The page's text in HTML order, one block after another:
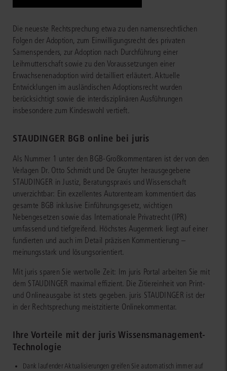
Die neueste Rechtsprechung etwa zu den namensrechtlichen
Folgen der Adoption, zum Einwilligungsrecht des privaten
Samenspenders, zur Adoption nach Durchführung einer
Leihmutterschaft sowie zu den Voraussetzungen einer
Erwachsenenadoption wird detailliert erläutert. Aktuelle
Entwicklungen im ausländischen Adoptionsrecht wurden
berücksichtigt sowie die interdisziplinären Ausführungen
insbesondere zum Kindeswohl vertieft.
STAUDINGER BGB online bei juris
Als Nummer 1 unter den BGB-Großkommentaren ist der von den
Verlagen Dr. Otto Schmidt und De Gruyter herausgegebene
STAUDINGER in Justiz, Beratungspraxis und Wissenschaft
unverzichtbar: Ein exzellentes Autorenteam kommentiert das
gesamte BGB inklusive Einführungsgesetz, wichtigen
Nebengesetzen sowie das Internationale Privatrecht (IPR)
umfassend und tiefgreifend. Höchstes Augenmerk liegt auf einer
fundierten und auch im Detail präzisen Kommentierung –
meinungsstark und lösungsorientiert.
Mit juris sparen Sie wertvolle Zeit: Im juris Portal arbeiten Sie mit
dem STAUDINGER maximal effizient. Die Zitiereinheit von Print-
und Onlineausgabe ist stets gegeben. juris STAUDINGER ist der
in der Rechtsprechung meistzitierte Onlinekommentar.
Ihre Vorteile mit der juris Wissensmanagement-
Technologie
Dank laufender Aktualisierungen greifen Sie automatisch immer auf